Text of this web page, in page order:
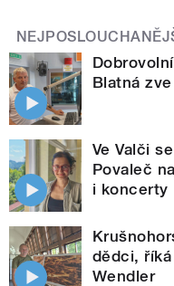
Blatná
Ve Valči
Povaleč
i koncerty
dědci,
Wendler